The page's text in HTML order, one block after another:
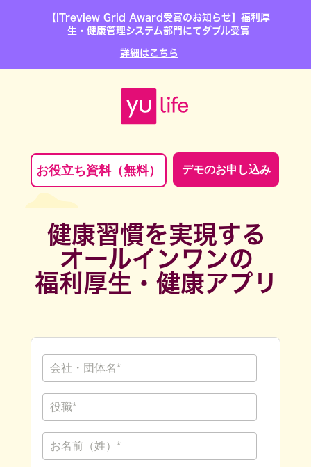
【ITreview Grid Award受賞のお知らせ】福利厚
生・健康管理システム部門にてダブル受賞
詳細はこちら
デモのお申し込み
お役立ち資料（無料）
健康習慣を実現する
オールインワンの
福利厚生・健康アプリ